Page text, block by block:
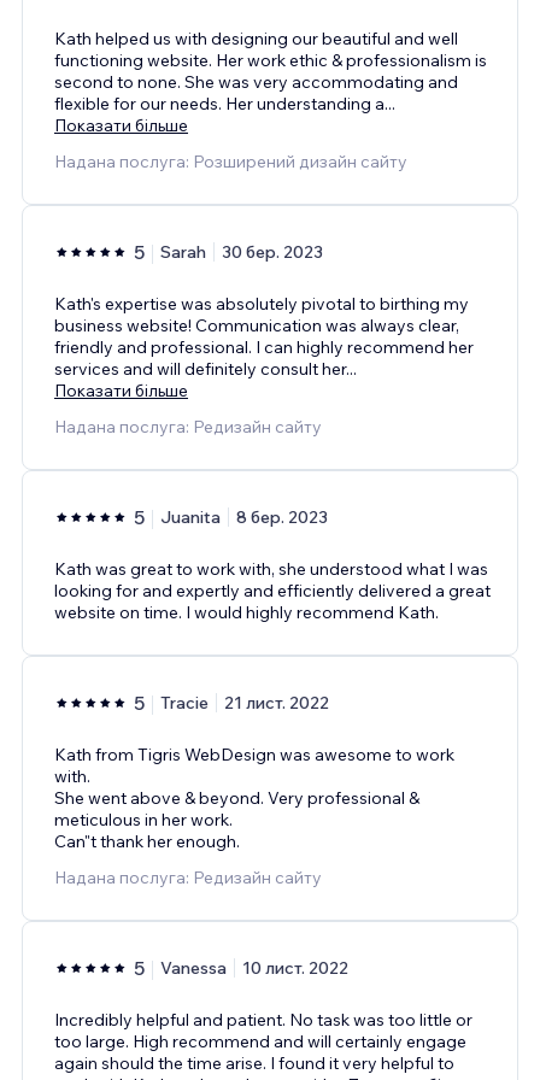
Kath helped us with designing our beautiful and well
functioning website. Her work ethic & professionalism is
second to none. She was very accommodating and
flexible for our needs. Her understanding a...
Показати більше
Надана послуга: Розширений дизайн сайту
5 Sarah 30 бер. 2023
Kath's expertise was absolutely pivotal to birthing my
business website! Communication was always clear,
friendly and professional. I can highly recommend her
services and will definitely consult her...
Показати більше
Надана послуга: Редизайн сайту
5 Juanita 8 бер. 2023
Kath was great to work with, she understood what I was
looking for and expertly and efficiently delivered a great
website on time. I would highly recommend Kath.
5 Tracie 21 лист. 2022
Kath from Tigris WebDesign was awesome to work
with.
She went above & beyond. Very professional &
meticulous in her work.
Can"t thank her enough.
Надана послуга: Редизайн сайту
5 Vanessa 10 лист. 2022
Incredibly helpful and patient. No task was too little or
too large. High recommend and will certainly engage
again should the time arise. I found it very helpful to